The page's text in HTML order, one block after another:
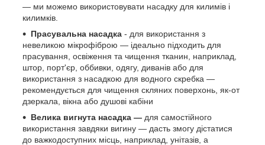
— ми можемо використовувати насадку для килимів і
килимків.
Прасувальна насадка - для використання з
невеликою мікрофіброю — ідеально підходить для
прасування, освіження та чищення тканин, наприклад,
штор, порт'єр, оббивки, одягу, диванів або для
використання з насадкою для водного скребка —
рекомендується для чищення скляних поверхонь, як-от
дзеркала, вікна або душові кабіни
Велика вигнута насадка — для самостійного
використання завдяки вигину — дасть змогу дістатися
до важкодоступних місць, наприклад, унітазів, а